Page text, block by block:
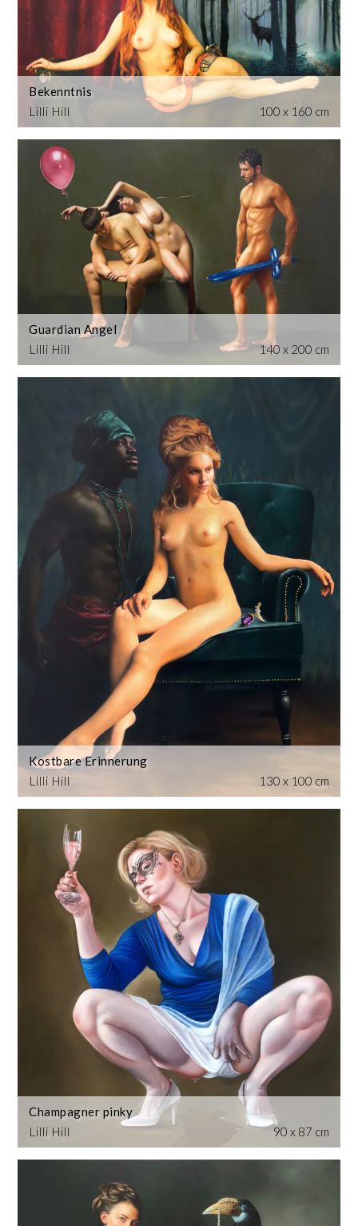
Lilli Hill
Bekenntnis
100 x 160 cm
Lilli Hill
Guardian Angel
140 x 200 cm
Lilli Hill
Kostbare Erinnerung
130 x 100 cm
Lilli Hill
Champagner pinky
90 x 87 cm